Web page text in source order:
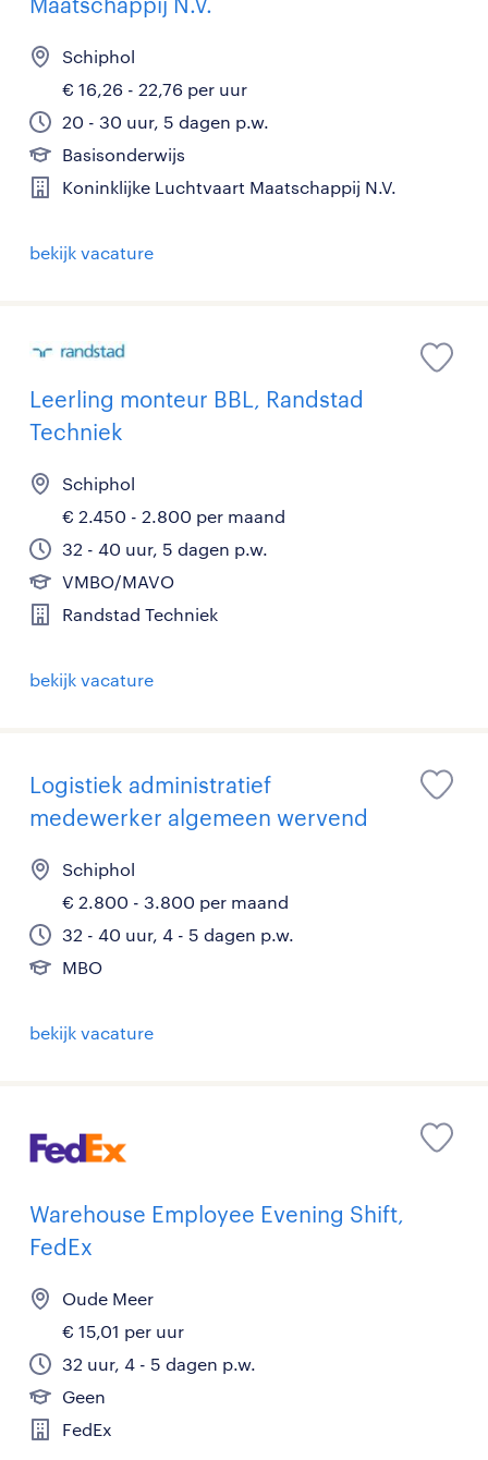
Schiphol
€ 16,26 - 22,76 per uur
20 - 30 uur, 5 dagen p.w.
Basisonderwijs
Koninklijke Luchtvaart Maatschappij N.V.
bekijk vacature
Leerling monteur BBL, Randstad
Techniek
Schiphol
€ 2.450 - 2.800 per maand
32 - 40 uur, 5 dagen p.w.
VMBO/MAVO
Randstad Techniek
bekijk vacature
Logistiek administratief
medewerker algemeen wervend
Schiphol
€ 2.800 - 3.800 per maand
32 - 40 uur, 4 - 5 dagen p.w.
MBO
bekijk vacature
Warehouse Employee Evening Shift,
FedEx
Oude Meer
€ 15,01 per uur
32 uur, 4 - 5 dagen p.w.
Geen
FedEx